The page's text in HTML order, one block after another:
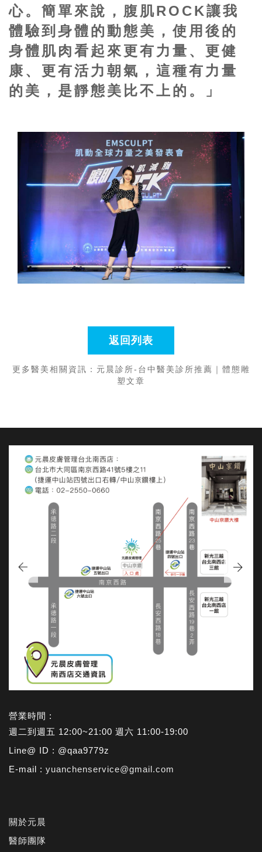
心。簡單來說，腹肌ROCK讓我
體驗到身體的動態美，使用後的
身體肌肉看起來更有力量、更健
康、更有活力朝氣，這種有力量
的美，是靜態美比不上的。」
返回列表
更多醫美相關資訊： 元晨診所-台中醫美診所推薦 ｜ 體態雕
塑文章
台北南西店
營業時間 :
週二到週五 12:00~21:00 週六 11:00-19:00
Line@ ID : @qaa9779z
E-mail : yuanchenservice@gmail.com
關於元晨
醫師團隊